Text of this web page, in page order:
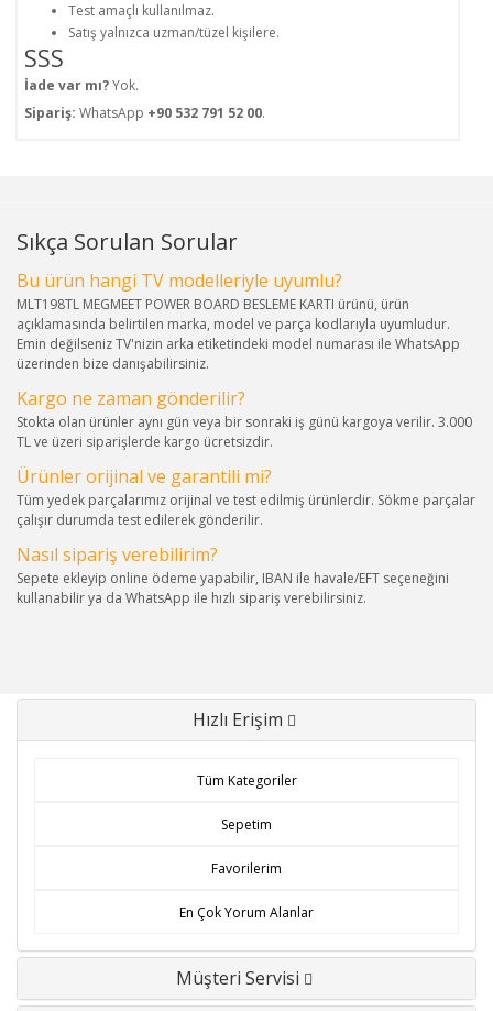
Test amaçlı kullanılmaz.
Satış yalnızca uzman/tüzel kişilere.
SSS
İade var mı?Yok.
Sipariş: WhatsApp +90 532 791 52 00.
Sıkça Sorulan Sorular
Bu ürün hangi TV modelleriyle uyumlu?
MLT198TL MEGMEET POWER BOARD BESLEME KARTI ürünü, ürün
açıklamasında belirtilen marka, model ve parça kodlarıyla uyumludur.
Emin değilseniz TV'nizin arka etiketindeki model numarası ile WhatsApp
üzerinden bize danışabilirsiniz.
Kargo ne zaman gönderilir?
Stokta olan ürünler aynı gün veya bir sonraki iş günü kargoya verilir. 3.000
TL ve üzeri siparişlerde kargo ücretsizdir.
Ürünler orijinal ve garantili mi?
Tüm yedek parçalarımız orijinal ve test edilmiş ürünlerdir. Sökme parçalar
çalışır durumda test edilerek gönderilir.
Nasıl sipariş verebilirim?
Sepete ekleyip online ödeme yapabilir, IBAN ile havale/EFT seçeneğini
kullanabilir ya da WhatsApp ile hızlı sipariş verebilirsiniz.
Hızlı Erişim
Tüm Kategoriler
Sepetim
Favorilerim
En Çok Yorum Alanlar
Müşteri Servisi